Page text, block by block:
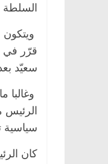
سعيّد
وغالبا
سياسية
ناس وناس
فاروق.. خبير
ميلاده وحيداً على